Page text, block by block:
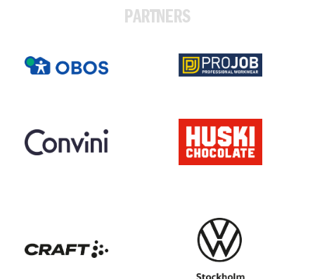
PARTNERS